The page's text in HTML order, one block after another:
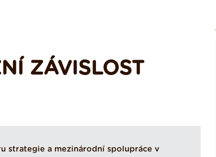
ZÁVISLOST
strategie a mezinárodní spolupráce v